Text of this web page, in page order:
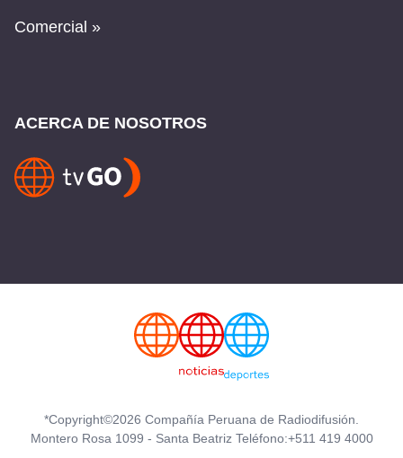
Comercial »
ACERCA DE NOSOTROS
*Copyright©2026 Compañía Peruana de Radiodifusión.
Montero Rosa 1099 - Santa Beatriz Teléfono:+511 419 4000